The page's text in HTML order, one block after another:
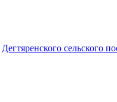
Дегтяренского сельского